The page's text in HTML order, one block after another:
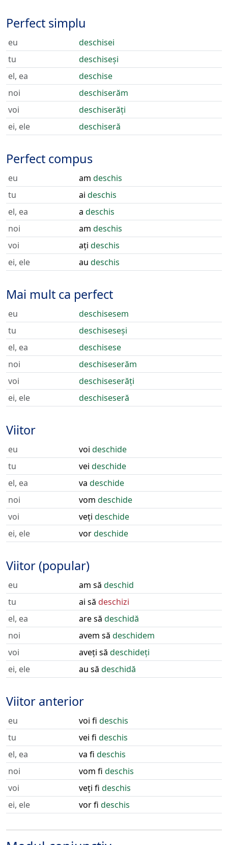
Perfect simplu
eu
deschisei
tu
deschiseși
el, ea
deschise
noi
deschiserăm
voi
deschiserăți
ei, ele
deschiseră
Perfect compus
eu am deschis
tu
ai deschis
el, ea
a deschis
noi
am deschis
voi
ați deschis
ei, ele
au deschis
Mai mult ca perfect
eu
deschisesem
tu
deschiseseși
el, ea
deschisese
noi
deschiseserăm
voi
deschiseserăți
ei, ele
deschiseseră
Viitor
eu voi deschide
tu
vei deschide
el, ea
va deschide
noi
vom deschide
voi
veți deschide
ei, ele
vordeschide
Viitor (popular)
eu am să deschid
tu
ai să deschizi
el, ea
are să deschidă
noi
avem să deschidem
voi
aveți să deschideți
ei, ele
au să deschidă
Viitor anterior
eu voi fi deschis
tu
vei fi deschis
el, ea
va fi deschis
noi
vom fi deschis
voi
veți fi deschis
ei, ele
vor fi deschis